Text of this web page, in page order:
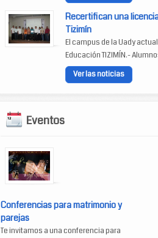
Recertifican una
Tizimín
El campus de la Uady
Educación TIZIMÍN.-
Ver las noticias
Eventos
Conferencias para matrimonio y
parejas
Te invitamos a una conferencia para